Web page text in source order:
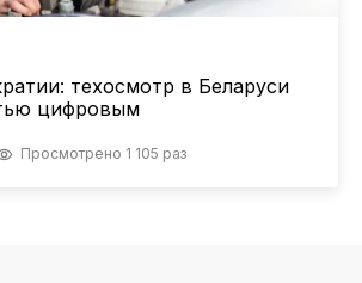
техосмотр в Беларуси
цифровым
Просмотрено 1 105 раз